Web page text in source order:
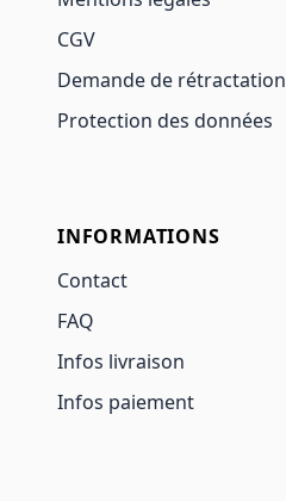
CGV
Demande de rétractation
Protection des données
INFORMATIONS
Contact
FAQ
Infos livraison
Infos paiement